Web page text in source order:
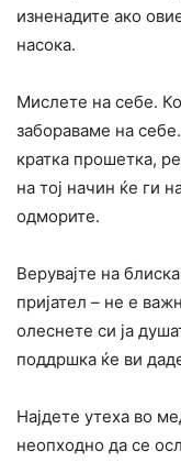
изненадите ако
насока.
Мислете на себе.
забораваме на
кратка прошетка,
на тој начин ќе ги
одморите.
Верувајте на
пријател – не е
олеснете си ја
поддршка ќе ви
Најдете утеха во
неопходно да се